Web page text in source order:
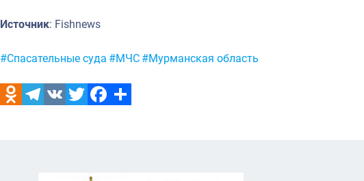
Источник: Fishnews
Метки:
#Спасательные суда #МЧС #Мурманская область